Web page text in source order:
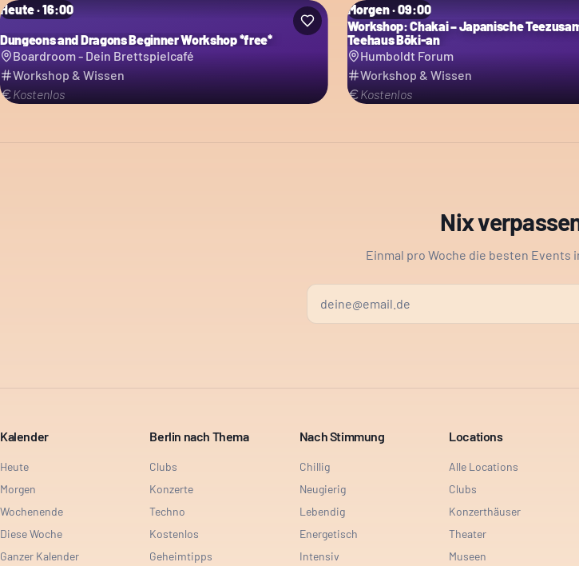
Heute · 16:00
Dungeons and Dragons Beginner Workshop *free*
Boardroom - Dein Brettspielcafé
Workshop & Wissen
Kostenlos
Morgen · 09:00
Workshop: Chakai – Japanische
Teehaus Bōki-an
Humboldt Forum
Workshop & Wissen
Kostenlos
Nix
Einmal pro Woche die besten Events
Kalender
Heute
Morgen
Wochenende
Diese Woche
Ganzer Kalender
Berlin nach Thema
Clubs
Konzerte
Techno
Kostenlos
Geheimtipps
Nach Stimmung
Chillig
Neugierig
Lebendig
Energetisch
Intensiv
Locations
Alle Locations
Clubs
Konzerthäuser
Theater
Museen